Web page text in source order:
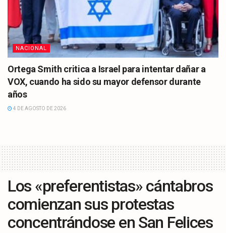
NACIONAL
Ortega Smith critica a Israel para intentar dañar a
VOX, cuando ha sido su mayor defensor durante
años
4 DE AGOSTO DE 2026
Los «preferentistas» cántabros
comienzan sus protestas
concentrándose en San Felices